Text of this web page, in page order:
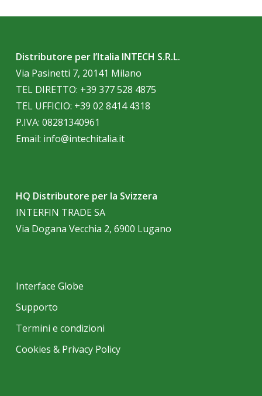
Distributore per l’Italia INTECH S.R.L.
Via Pasinetti 7, 20141 Milano
TEL DIRETTO: +39 377 528 4875
TEL UFFICIO: +39 02 8414 4318
P.IVA: 08281340961
Email: info@intechitalia.it
HQ Distributore per la Svizzera
INTERFIN TRADE SA
Via Dogana Vecchia 2, 6900 Lugano
Interface Globe
Supporto
Termini e condizioni
Cookies & Privacy Policy